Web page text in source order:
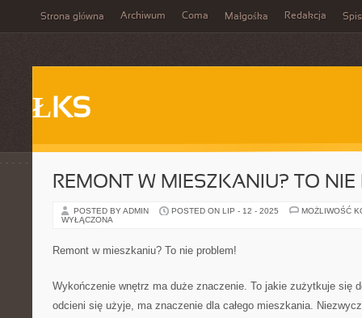
Strona główna Archiwum Coma Małgośka Redakcja
ŁKS
REMONT W MIESZKANIU? TO NIE
POSTED BY ADMIN POSTED ON LIP - 12 - 2025
MOŻLIWOŚĆ
WYŁĄCZONA
Remont w mieszkaniu? To nie problem!
Wykończenie wnętrz ma duże znaczenie. To jakie zużytkuje się
odcieni się użyje, ma znaczenie dla całego mieszkania.